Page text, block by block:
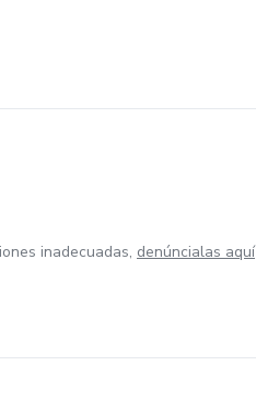
inadecuadas, denúncialas aquí